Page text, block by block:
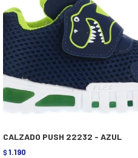
CALZADO PUSH 22232 - AZUL
$ 1.190